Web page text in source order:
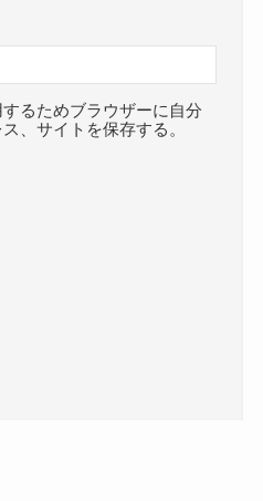
るためブラウザーに自分
、サイトを保存する。